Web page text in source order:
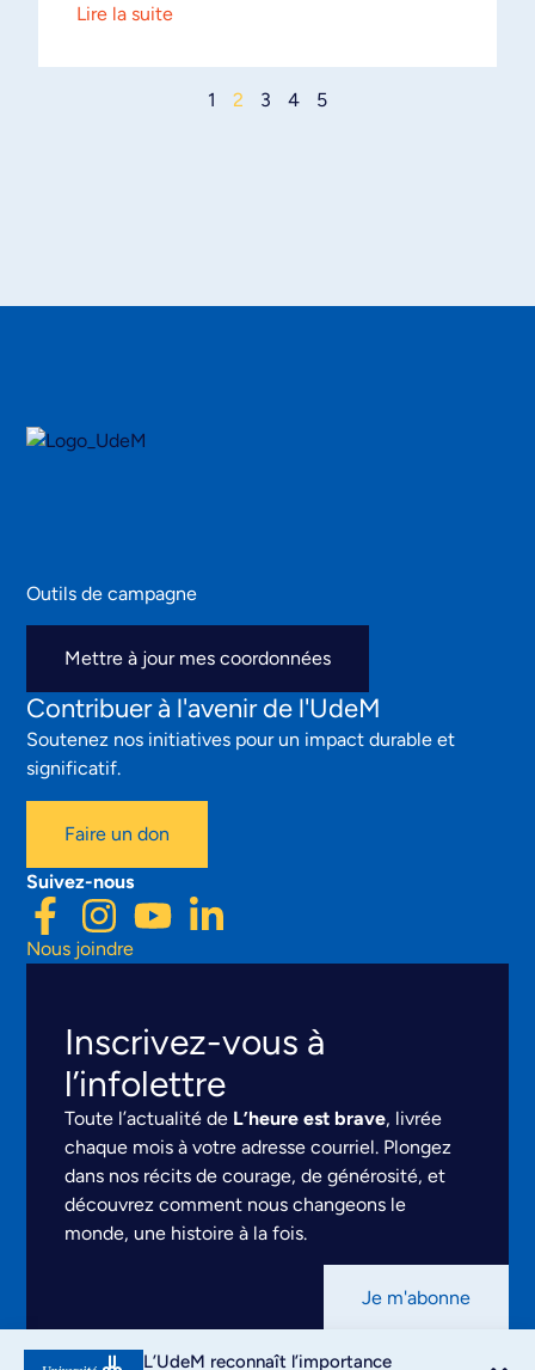
L’UdeM reconnaît l’importance
Lire la suite
1 2 3 4 5
Outils de campagne
Mettre à jour mes coordonnées
Contribuer à l'avenir de l'UdeM
Soutenez nos initiatives pour un impact durable et
significatif.
Faire un don
Suivez-nous
Nous joindre
Inscrivez-vous à
l’infolettre
Toute l’actualité de L’heure est brave, livrée
chaque mois à votre adresse courriel. Plongez
dans nos récits de courage, de générosité, et
découvrez comment nous changeons le
monde, une histoire à la fois.
Je m'abonne
Mentions légales